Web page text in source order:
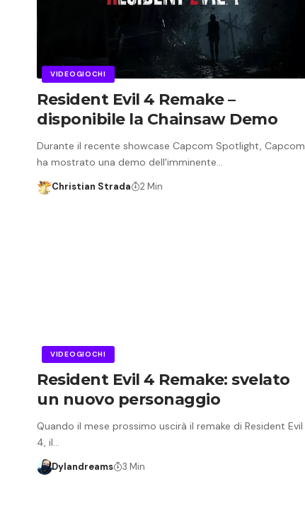
VIDEOGIOCHI
Resident Evil 4 Remake –
disponibile la Chainsaw Demo
Durante il recente showcase Capcom Spotlight, Capcom
ha mostrato una demo dell'imminente…
Christian Strada 2 Min
VIDEOGIOCHI
Resident Evil 4 Remake: svelato
un nuovo personaggio
Quando il mese prossimo uscirà il remake di Resident Evil
4, il…
Dylandreams 3 Min